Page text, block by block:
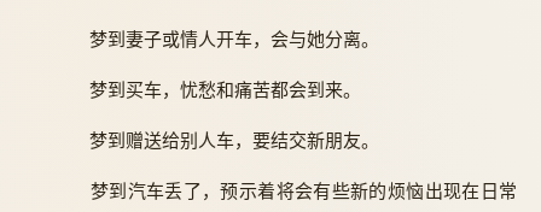
梦到妻子或情人开车，会与她分离。
梦到买车，忧愁和痛苦都会到来。
梦到赠送给别人车，要结交新朋友。
梦到汽车丢了，预示着将会有些新的烦恼出现在日常